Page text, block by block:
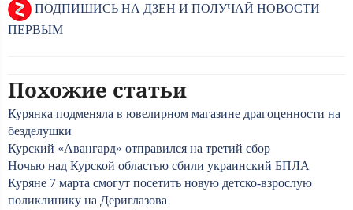
ПОДПИШИСЬ НА ДЗЕН И ПОЛУЧАЙ НОВОСТИ
ПЕРВЫМ
Похожие статьи
Курянка подменяла в ювелирном магазине драгоценности на
безделушки
Курский «Авангард» отправился на третий сбор
Ночью над Курской областью сбили украинский БПЛА
Куряне 7 марта смогут посетить новую детско-взрослую
поликлинику на Дериглазова